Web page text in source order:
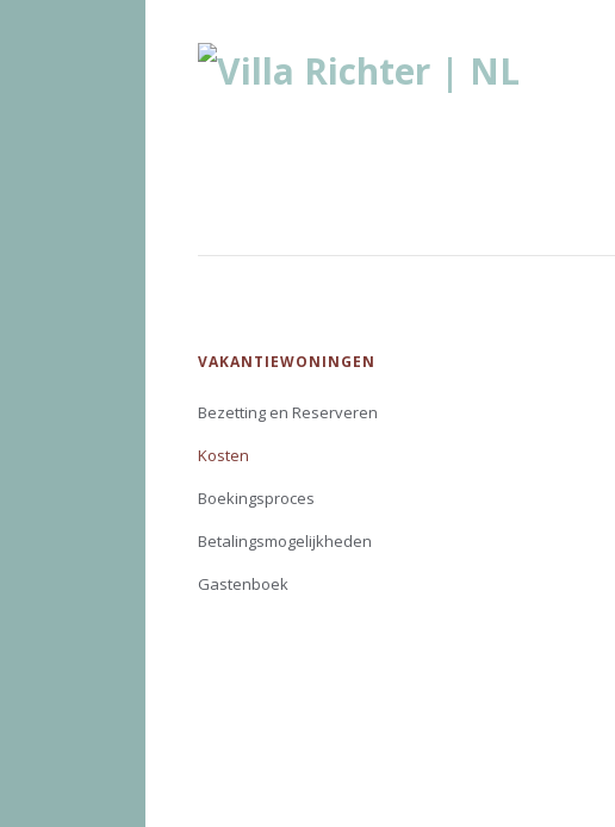
Navigatie
VAKANTIEWONINGEN
Bezetting en Reserveren
Kosten
Boekingsproces
Betalingsmogelijkheden
Gastenboek